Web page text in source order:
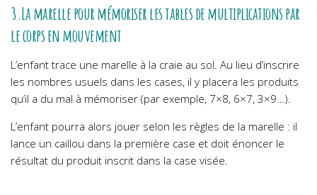
3.La marelle pour mémoriser les tables de multiplications par
le corps en mouvement
L’enfant trace une marelle à la craie au sol. Au lieu d’inscrire
les nombres usuels dans les cases, il y placera les produits
qu’il a du mal à mémoriser (par exemple, 7×8, 6×7, 3×9…).
L’enfant pourra alors jouer selon les règles de la marelle : il
lance un caillou dans la première case et doit énoncer le
résultat du produit inscrit dans la case visée.